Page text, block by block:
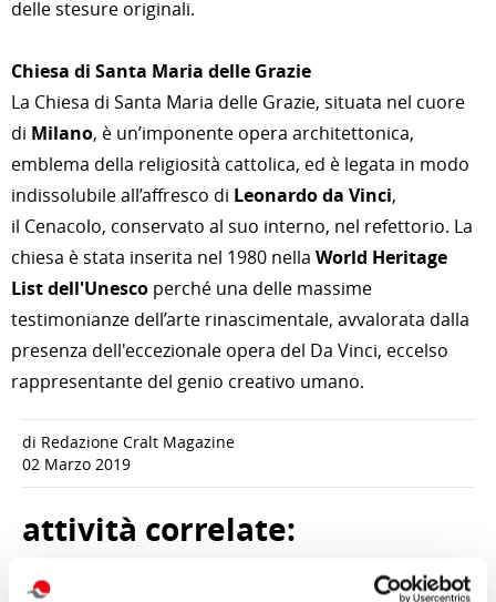
delle stesure originali.
Chiesa di Santa Maria delle Grazie
La Chiesa di Santa Maria delle Grazie, situata nel cuore
di Milano, è un’imponente opera architettonica,
emblema della religiosità cattolica, ed è legata in modo
indissolubile all’affresco di Leonardo da Vinci,
il Cenacolo, conservato al suo interno, nel refettorio. La
chiesa è stata inserita nel 1980 nella World Heritage
List dell'Unesco perché una delle massime
testimonianze dell’arte rinascimentale, avvalorata dalla
presenza dell'eccezionale opera del Da Vinci, eccelso
rappresentante del genio creativo umano.
di Redazione Cralt Magazine
02 Marzo 2019
attività correlate: